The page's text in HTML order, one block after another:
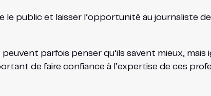
public et laisser l’opportunité au journaliste
parfois penser qu’ils savent mieux, mais
de faire confiance à l’expertise de ces